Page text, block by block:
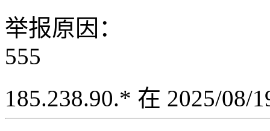
举报原因：
555
185.238.90.* 在 2025/08/